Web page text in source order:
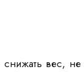
вес,